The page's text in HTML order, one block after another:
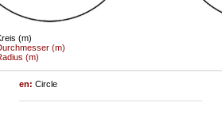
(m)
(m)
(m)
en:Circle